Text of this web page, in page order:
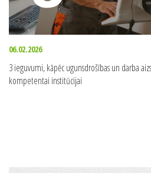
06.02.2026
3 ieguvumi, kāpēc ugunsdrošības un darba
kompetentai institūcijai